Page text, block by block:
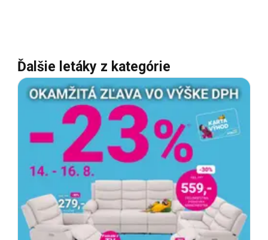
Ďalšie letáky z kategórie